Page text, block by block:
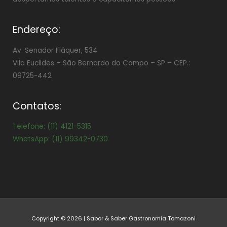
Endereço:
Av. Senador Fláquer, 534
Vila Euclides – São Bernardo do Campo – SP – CEP.:
09725-442
Contatos:
Telefone: (11) 4121-5315
WhatsApp: (11) 99342-0730
Copyright © 2026 | Sabor & Saber Gastronomia Tomazoni